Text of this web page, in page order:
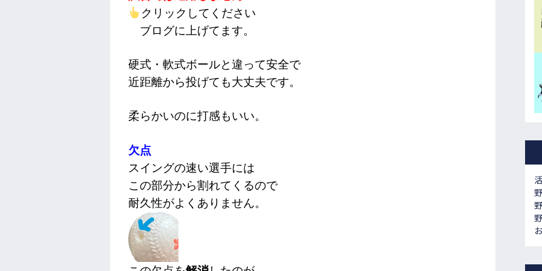
クリックしてください
ブログに上げてます。
硬式・軟式ボールと違って安全で
近距離から投げても大丈夫です。
柔らかいのに打感もいい。
欠点
スイングの速い選手には
この部分から割れてくるので
耐久性がよくありません。